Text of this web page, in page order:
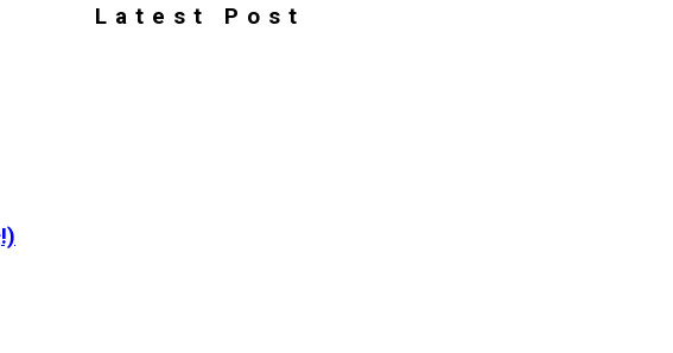
Latest Post